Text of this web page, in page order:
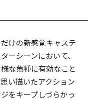
けの新感覚キャステ
ーシーンにおいて、
な魚種に有効なこと
い描いたアクション
をキープしづらかっ